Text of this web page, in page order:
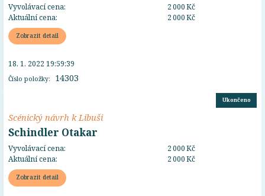
Vyvolávací cena:
2 000 Kč
Aktuální cena:
2 000 Kč
Zobrazit detail
Číslo položky: 14303
18. 1. 2022 19:59:39
Ukončeno
Scénický návrh k Libuši
Schindler Otakar
Vyvolávací cena:
2 000 Kč
Aktuální cena:
2 000 Kč
Zobrazit detail